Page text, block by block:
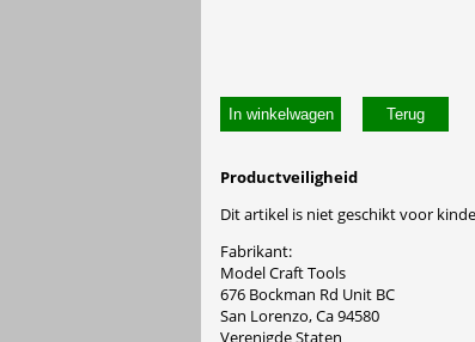
In winkelwagen
Productveiligheid
Dit artikel is niet geschikt voor
Fabrikant:
Model Craft Tools
676 Bockman Rd Unit BC
San Lorenzo, Ca 94580
Verenigde Staten